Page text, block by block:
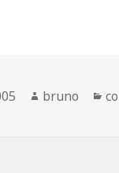
Auteur
bruno